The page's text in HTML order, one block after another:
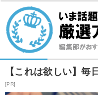
【これは欲しい】毎
[PR]